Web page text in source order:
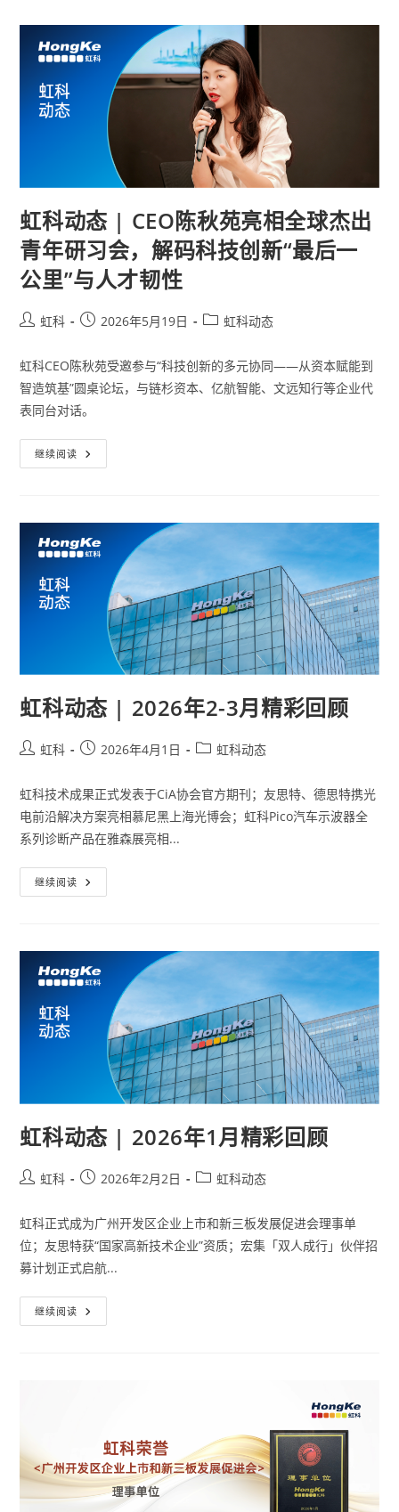
虹科动态 | CEO陈秋苑亮相全球杰出
青年研习会，解码科技创新“最后一
公里”与人才韧性
虹科 2026年5月19日 虹科动态
虹科CEO陈秋苑受邀参与“科技创新的多元协同——从资本赋能到
智造筑基”圆桌论坛，与链杉资本、亿航智能、文远知行等企业代
表同台对话。
继续阅读
虹科动态 | 2026年2-3月精彩回顾
虹科 2026年4月1日 虹科动态
虹科技术成果正式发表于CiA协会官方期刊；友思特、德思特携光
电前沿解决方案亮相慕尼黑上海光博会；虹科Pico汽车示波器全
系列诊断产品在雅森展亮相...
继续阅读
虹科动态 | 2026年1月精彩回顾
虹科 2026年2月2日 虹科动态
虹科正式成为广州开发区企业上市和新三板发展促进会理事单
位；友思特获“国家高新技术企业”资质；宏集「双人成行」伙伴招
募计划正式启航...
继续阅读